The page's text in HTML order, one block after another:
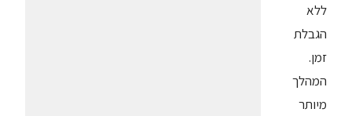
ללא
הגבלת
זמן.
המהלך
מיותר